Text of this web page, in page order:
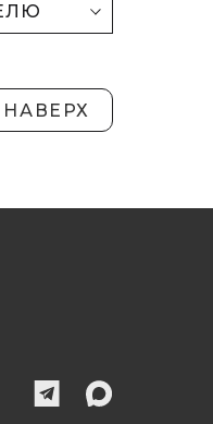
НАВЕРХ